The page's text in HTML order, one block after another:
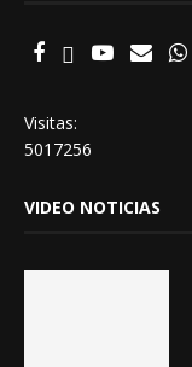
Visitas:
5017256
VIDEO NOTICIAS